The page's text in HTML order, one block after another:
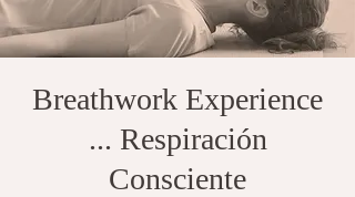
Breathwork Experience
... Respiración
Consciente